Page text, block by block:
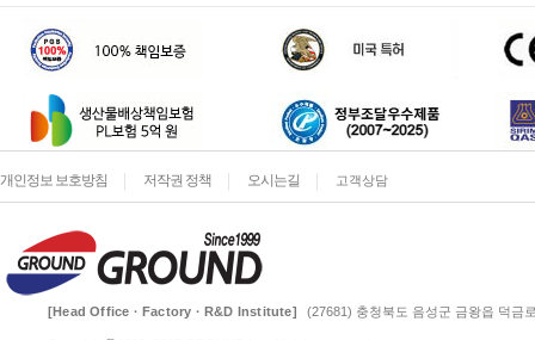
개인정보 보호방침 저작권 정책 오시는길 고객상담
[Head Office · Factory · R&D Institute] (27681) 충청북도 음성군 금왕읍 덕금